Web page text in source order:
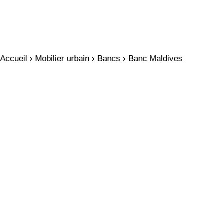
Accueil › Mobilier urbain › Bancs › Banc Maldives